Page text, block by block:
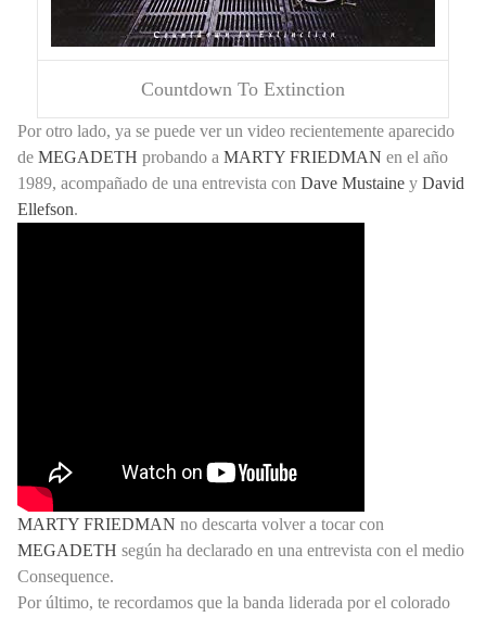
Countdown To Extinction
Por otro lado, ya se puede ver un video recientemente aparecido
de MEGADETH probando a MARTY FRIEDMAN en el año
1989, acompañado de una entrevista con Dave Mustaine y David
Ellefson.
MARTY FRIEDMAN no descarta volver a tocar con
MEGADETH según ha declarado en una entrevista con el medio
Consequence.
Por último, te recordamos que la banda liderada por el colorado